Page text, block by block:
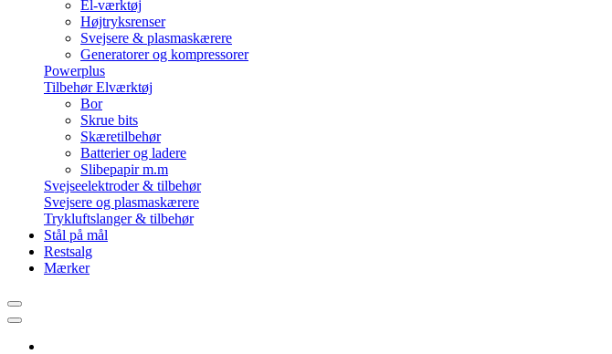
El-værktøj
Højtryksrenser
Svejsere & plasmaskærere
Generatorer og kompressorer
Powerplus
Tilbehør Elværktøj
Bor
Skrue bits
Skæretilbehør
Batterier og ladere
Slibepapir m.m
Svejseelektroder & tilbehør
Svejsere og plasmaskærere
Trykluftslanger & tilbehør
Stål på mål
Restsalg
Mærker